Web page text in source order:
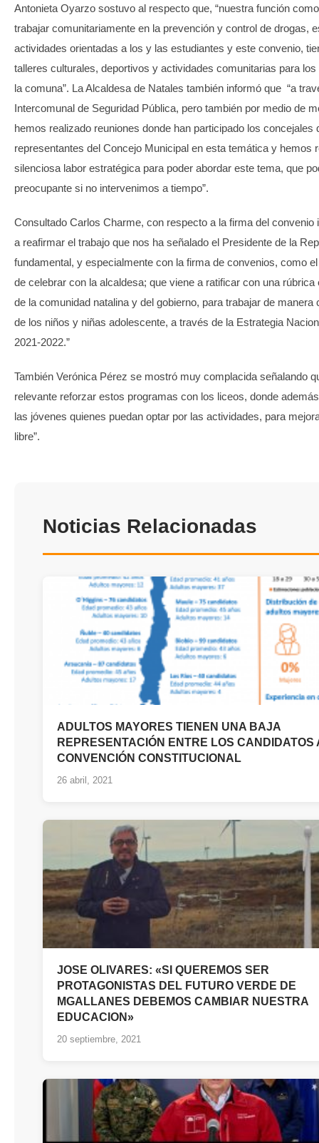
Antonieta Oyarzo sostuvo al respecto que, “nuestra función
trabajar comunitariamente en la prevención y control de drogas,
actividades orientadas a los y las estudiantes y este convenio,
talleres culturales, deportivos y actividades comunitarias para
la comuna”. La Alcaldesa de Natales también informó que “a
Intercomunal de Seguridad Pública, pero también por medio de
hemos realizado reuniones donde han participado los concejales
representantes del Concejo Municipal en esta temática y hemos
silenciosa labor estratégica para poder abordar este tema, que
preocupante si no intervenimos a tiempo”.
Consultado Carlos Charme, con respecto a la firma del convenio
a reafirmar el trabajo que nos ha señalado el Presidente de la
fundamental, y especialmente con la firma de convenios, como
de celebrar con la alcaldesa; que viene a ratificar con una
de la comunidad natalina y del gobierno, para trabajar de manera
de los niños y niñas adolescente, a través de la Estrategia
2021-2022.”
También Verónica Pérez se mostró muy complacida señalando
relevante reforzar estos programas con los liceos, donde
las jóvenes quienes puedan optar por las actividades, para
libre”.
Noticias Relacionadas
ADULTOS MAYORES TIENEN UNA BAJA
REPRESENTACIÓN ENTRE LOS CANDIDATOS
CONVENCIÓN CONSTITUCIONAL
26 abril, 2021
JOSE OLIVARES: «SI QUEREMOS SER
PROTAGONISTAS DEL FUTURO VERDE DE
MGALLANES DEBEMOS CAMBIAR NUESTRA
EDUCACION»
20 septiembre, 2021